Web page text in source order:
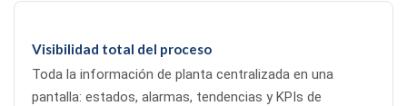
Visibilidad total del proceso
Toda la información de planta centralizada en una
pantalla: estados, alarmas, tendencias y KPIs de